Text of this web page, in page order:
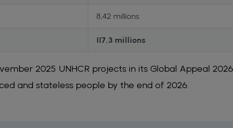
8,42 millions
117,3 millions
2025 UNHCR projects in its Global Appeal
and stateless people by the end of 2026.